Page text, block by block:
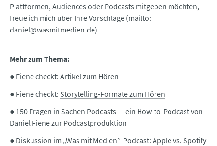
Plattformen, Audiences oder Podcasts mitgeben möchten,
freue ich mich über Ihre Vorschläge (mailto:
daniel@wasmitmedien.de)
Mehr zum Thema:
● Fiene checkt: Artikel zum Hören
● Fiene checkt: Storytelling-Formate zum Hören
● 150 Fragen in Sachen Podcasts —ein How-to-Podcast von
Daniel Fiene zur Podcastproduktion
● Diskussion im „Was mit Medien”-Podcast: Apple vs. Spotify